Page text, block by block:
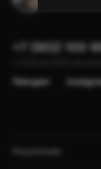
+7 (902) 100-
Telergam